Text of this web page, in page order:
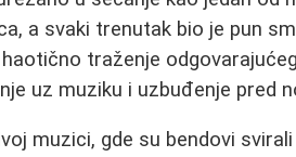
a svaki trenutak bio je pun
traženje
uz muziku i uzbuđenje pred
muzici, gde su bendovi